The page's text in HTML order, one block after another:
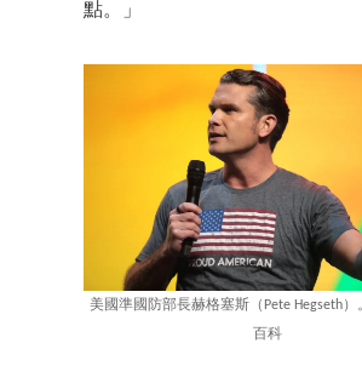
點。」
美國準國防部長赫格塞斯（Pete Hegseth
百科